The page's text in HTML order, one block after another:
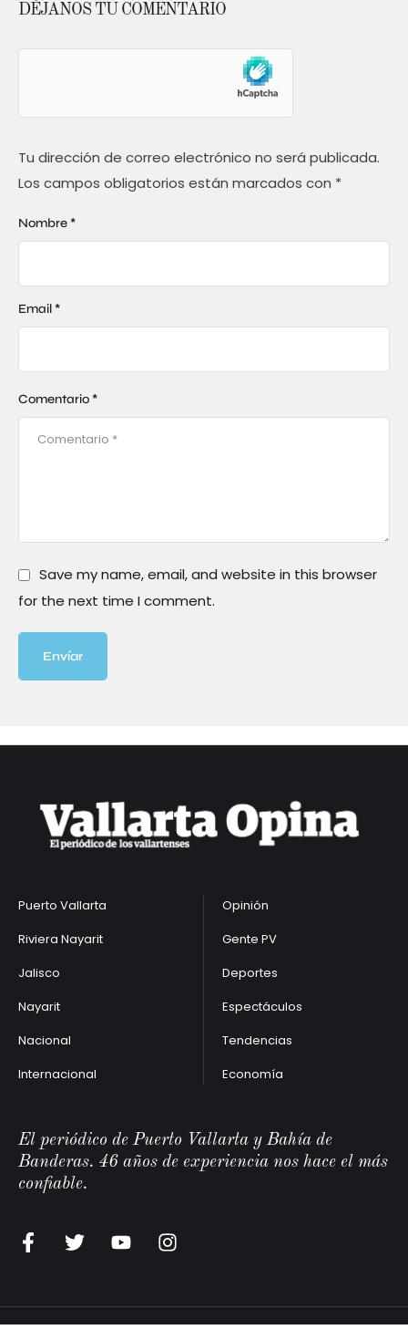
DÉJANOS TU COMENTARIO
Tu dirección de correo electrónico no será publicada.
Los campos obligatorios están marcados con *
Comentario *
Nombre *
Email *
Save my name, email, and website in this browser
for the next time I comment.
Envíar
Puerto Vallarta
Riviera Nayarit
Jalisco
Nayarit
Nacional
Internacional
Opinión
Gente PV
Deportes
Espectáculos
Tendencias
Economía
El periódico de Puerto Vallarta y Bahía de
Banderas. 46 años de experiencia nos hace el más
confiable.